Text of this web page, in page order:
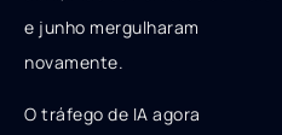
e junho mergulharam
novamente.
O tráfego de IA agora